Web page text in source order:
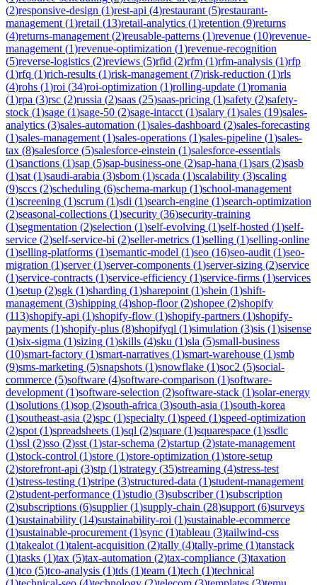
(2)responsive-design (1)rest-api (4)restaurant (5)restaurant-
management (1)retail (13)retail-analytics (1)retention (9)returns
(4)returns-management (2)reusable-patterns (1)revenue (10)revenue-
management (1)revenue-optimization (1)revenue-recognition
(5)reverse-logistics (2)reviews (5)rfid (2)rfm (1)rfm-analysis (1)rfp
(1)rfq (1)rich-results (1)risk-management (7)risk-reduction (1)rls
(4)rohs (1)roi (34)roi-optimization (1)rolling-update (1)romania
(1)rpa (3)rsc (2)russia (2)saas (25)saas-pricing (1)safety (2)safety-
stock (1)sage (1)sage-50 (2)sage-intacct (1)salary (1)sales (19)sales-
analytics (3)sales-automation (1)sales-dashboard (2)sales-forecasting
(1)sales-management (1)sales-operations (1)sales-pipeline (1)sales-
tax (8)salesforce (5)salesforce-einstein (1)salesforce-essentials
(1)sanctions (1)sap (5)sap-business-one (2)sap-hana (1)sars (2)sasb
(1)sat (1)saudi-arabia (3)sbom (1)scada (1)scalability (3)scaling
(9)sccs (2)scheduling (6)schema-markup (1)school-management
(1)screening (1)scrum (1)sdi (1)search-engine (1)search-optimization
(2)seasonal-collections (1)security (36)security-training
(1)segmentation (2)selection (1)self-evolving (1)self-hosted (1)self-
service (2)self-service-bi (2)seller-metrics (1)selling (1)selling-online
(1)selling-platforms (1)semantic-model (1)seo (16)seo-audit (1)seo-
migration (1)server(1)server-components (1)server-sizing (2)service
(1)service-contracts (1)service-efficiency (1)service-firms (1)services
(1)setup (2)sgk (1)sharding (1)sharepoint (1)shein (1)shift-
management (3)shipping (4)shop-floor(2)shopee (2)shopify
(113)shopify-api (1)shopify-flow (1)shopify-partners (1)shopify-
payments (1)shopify-plus (8)shopifyql (1)simulation (3)sis (1)sisense
(1)six-sigma (1)sizing (1)skills (4)sku (1)sla (5)small-business
(10)smart-factory (1)smart-narratives (1)smart-warehouse (1)smb
(9)sms-marketing (5)snapshots (1)snowflake (1)soc2 (5)social-
commerce (5)software (4)software-comparison (1)software-
development (1)software-selection (2)software-stack (1)solar-energy
(1)solutions (1)sop (2)south-africa (3)south-asia (1)south-korea
(1)southeast-asia (2)spc (1)specialty (1)speed (1)speed-optimization
(2)spot (1)spreadsheets (1)sql (2)square (1)squarespace (1)ssdlc
(1)ssl (2)sso (2)sst (1)star-schema (2)startup (2)state-management
(1)stock-control (1)store (1)store-optimization (1)store-setup
(2)storefront-api (3)stp (1)strategy (35)streaming (4)stress-test
(1)stress-testing (1)stripe (3)structured-data (1)student-management
(2)student-performance (1)studio (3)subscriber(1)subscription
(2)subscriptions (6)supplier(1)supply-chain (28)support (6)surveys
(1)sustainability (14)sustainability-roi (1)sustainable-ecommerce
(1)sustainable-procurement (1)sync (1)tableau (3)tailwind-css
(1)takealot (1)talent-acquisition (2)tally (4)tally-prime (1)tanstack
(1)tasks (1)tax (5)tax-automation (2)tax-compliance (3)taxation
(1)tco (5)tco-analysis (1)tds (1)team (1)tech (1)technical